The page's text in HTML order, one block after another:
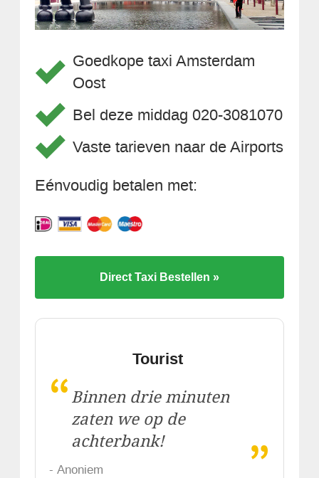
Goedkope taxi Amsterdam
Oost
Bel deze middag 020-3081070
Vaste tarieven naar de Airports
Eénvoudig betalen met:
Direct Taxi Bestellen »
Tourist
“ Binnen drie minuten
zaten we op de
achterbank!
„
- Anoniem